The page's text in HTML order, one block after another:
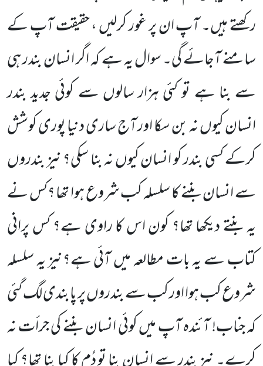
رکھتے ہیں۔ آپ ان پر غور کرلیں ، حقیقت آپ کے
سامنے آجائے گی۔ سوال یہ ہے کہ اگر انسان بندر ہی
سے بنا ہے تو کئی ہزار سالوں سے کوئی جدید بندر
انسان کیوں نہ بن سکا اور آج ساری دنیا پوری کوشش
کرکے کسی بندر کو انسان کیوں نہ بنا سکی؟ نیز بندروں
سے انسان بننے کا سلسلہ کب شروع ہوا تھا ؟کس نے
یہ بنتے دیکھا تھا؟ کون اس کا راوی ہے؟ کس پرانی
کتاب سے یہ بات مطالعہ میں آئی ہے؟نیز یہ سلسلہ
شروع کب ہوا اور کب سے بندروں پر پابندی لگ گئی
کہ جناب! آئندہ آپ میں کوئی انسان بننے کی جرأت نہ